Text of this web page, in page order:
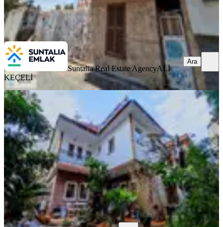
Suntalia Real Estate Agency ALİ KEÇELİ
Ara
Suntalia Real Estate AgencyALİ
KEÇELİ
Ara
BALKONLU
Kaleiçinde Bahçeli Müstakil Tarihi
Konak
Muratpaşa, Barbaros Mahallesi
4+1·260 m² · 19.06.2026
27.500.000 ₺
Neo Gayrimenkul Ergin Dördü